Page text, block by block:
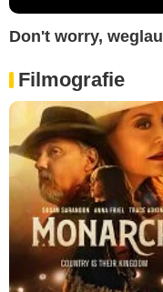
Don't worry,
Filmografie